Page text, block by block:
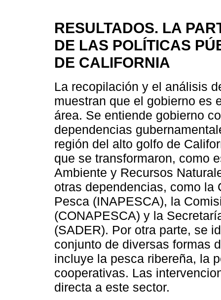
RESULTADOS. LA
DE LAS POLÍTICAS
DE CALIFORNIA
La recopilación y el análisis
muestran que el gobierno es
área. Se entiende gobierno
dependencias
región del alto golfo de
que se transformaron, como
Ambiente y Recursos
otras dependencias, como la
Pesca (INAPESCA), la
(CONAPESCA) y la
(SADER). Por otra parte, se
conjunto de diversas formas
incluye la pesca ribereña, la
cooperativas. Las
directa a este sector.